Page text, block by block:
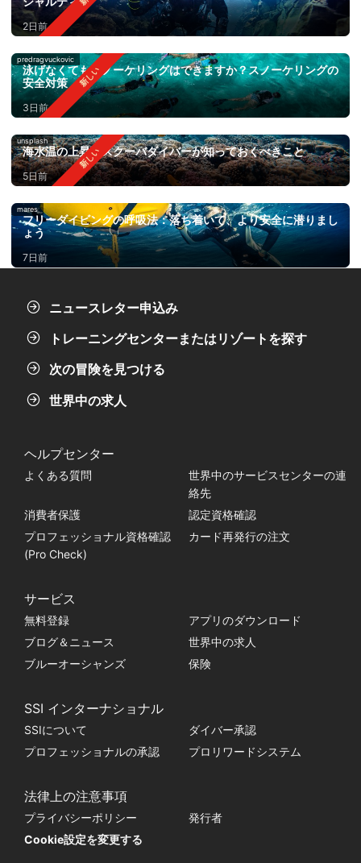
2日前
predragvuckovic
泳げなくてもスノーケリングはできますか？スノーケリングの
安全対策
3日前
unsplash
海水温の上昇：スクーバダイバーが知っておくべきこと
5日前
mares
フリーダイビングの呼吸法：落ち着いて、より安全に潜りまし
ょう
7日前
ニュースレター申込み
トレーニングセンターまたはリゾートを探す
次の冒険を見つける
世界中の求人
ヘルプセンター
よくある質問
世界中のサービスセンターの連
絡先
消費者保護
認定資格確認
プロフェッショナル資格確認
(Pro Check)
カード再発行の注文
サービス
無料登録
アプリのダウンロード
ブログ＆ニュース
世界中の求人
ブルーオーシャンズ
保険
SSI インターナショナル
SSIについて
ダイバー承認
プロフェッショナルの承認
プロリワードシステム
法律上の注意事項
プライバシーポリシー
発行者
Cookie設定を変更する